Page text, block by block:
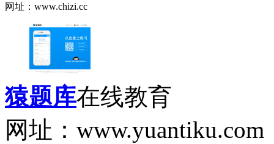
网址：www.chizi.cc
猿题库在线教育
网址：www.yuantiku.com